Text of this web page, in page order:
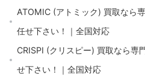
ATOMIC (アトミック) 買取なら
任せ下さい！｜全国対応
CRISPI (クリスピー) 買取なら専
せ下さい！｜全国対応